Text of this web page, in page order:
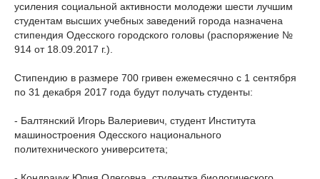
усиления социальной активности молодежи шести лучшим
студентам высших учебных заведений города назначена
стипендия Одесского городского головы (распоряжение №
914 от 18.09.2017 г.).
Стипендию в размере 700 гривен ежемесячно с 1 сентября
по 31 декабря 2017 года будут получать студенты:
- Балтянский Игорь Валериевич, студент Института
машиностроения Одесского национального
политехнического университета;